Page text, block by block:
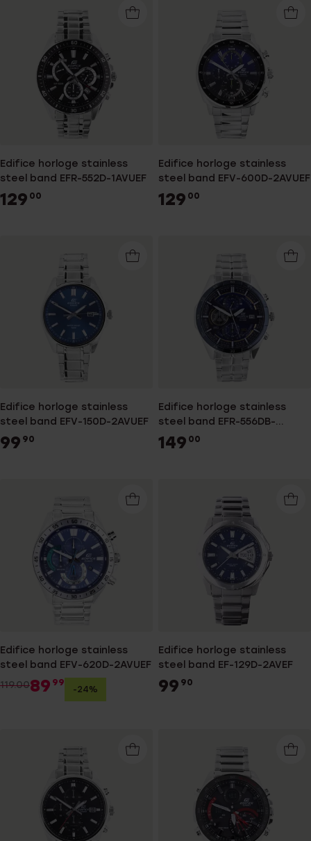
Edifice horloge stainless
steel band EFR-552D-1AVUEF
129 00
Edifice horloge stainless
steel band EFV-600D-2AVUEF
129 00
Edifice horloge stainless
steel band EFV-150D-2AVUEF
99 90
Edifice horloge stainless
steel band EFR-556DB-
2AVUEF
149 00
Edifice horloge stainless
steel band EFV-620D-2AVUEF
119.0089 99
-24%
Edifice horloge stainless
steel band EF-129D-2AVEF
99 90